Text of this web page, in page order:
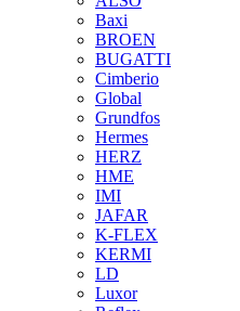
Baxi
BROEN
BUGATTI
Cimberio
Global
Grundfos
Hermes
HERZ
HME
IMI
JAFAR
K-FLEX
KERMI
LD
Luxor